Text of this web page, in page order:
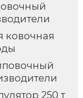
ковочная
250 т